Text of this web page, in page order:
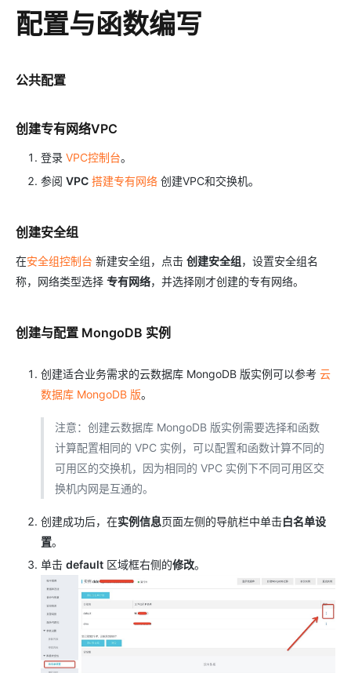
配置与函数编写
公共配置
创建专有网络VPC
登录 VPC控制台。
参阅 VPC 搭建专有网络 创建VPC和交换机。
创建安全组
在安全组控制台 新建安全组，点击 创建安全组，设置安全组名
称，网络类型选择 专有网络，并选择刚才创建的专有网络。
创建与配置 MongoDB 实例
创建适合业务需求的云数据库 MongoDB 版实例可以参考 云
数据库 MongoDB 版。
注意：创建云数据库 MongoDB 版实例需要选择和函数
计算配置相同的 VPC 实例，可以配置和函数计算不同的
可用区的交换机，因为相同的 VPC 实例下不同可用区交
换机内网是互通的。
创建成功后，在实例信息页面左侧的导航栏中单击白名单设
置。
单击 default 区域框右侧的修改。